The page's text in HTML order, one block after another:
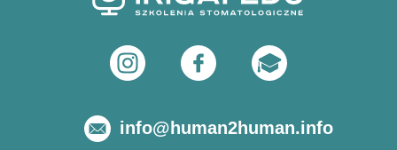
info@human2human.info